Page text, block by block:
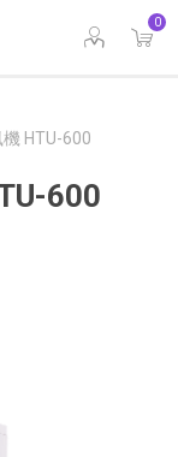
0
HTU-600
600